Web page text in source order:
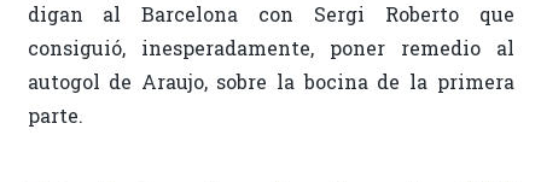
digan al Barcelona con Sergi Roberto que
consiguió, inesperadamente, poner remedio al
autogol de Araujo, sobre la bocina de la primera
parte.